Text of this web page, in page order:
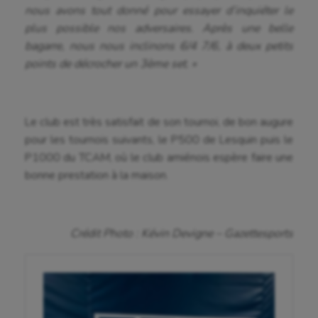
Equitation
Flag football
Haltérophilie
nous avons tout donné pour essayer d’inquiéter le
plus possible nos adversaires. Après une belle
bagarre, nous nous inclinons 6/4 7/6, à deux petits
points de décrocher un 3
ème set. »
Le club est très satisfait de son tournoi, de bon augure
pour les tournois suivants, le P500 de Lesquin puis le
P1000 du TCAM, où le club amiénois espère faire une
bonne prestation à la maison.
Crédit Photo : Kévin Devigne – Gazettesports